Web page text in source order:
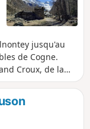
jusqu'au
de Cogne.
Croux, de la
et de la Punta
Paradis. Sur le
et